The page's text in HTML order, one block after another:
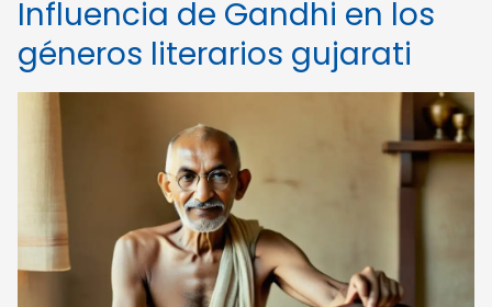
Influencia de Gandhi en los
géneros literarios gujarati